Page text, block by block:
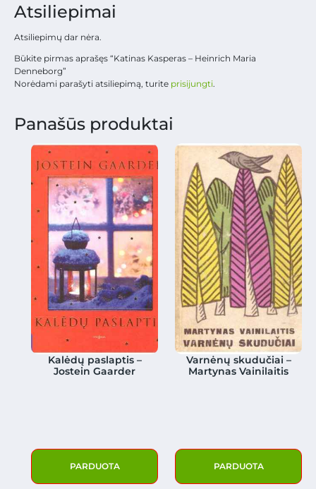
Atsiliepimai
Atsiliepimų dar nėra.
Būkite pirmas aprašęs “Katinas Kasperas – Heinrich Maria
Denneborg”
Norėdami parašyti atsiliepimą, turite prisijungti.
Panašūs produktai
Kalėdų paslaptis –
Jostein Gaarder
PARDUOTA
Varnėnų skudučiai –
Martynas Vainilaitis
PARDUOTA